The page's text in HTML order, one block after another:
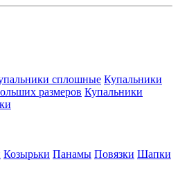
сплошные Купальники
размеров Купальники
Козырьки Панамы Повязки Шапки